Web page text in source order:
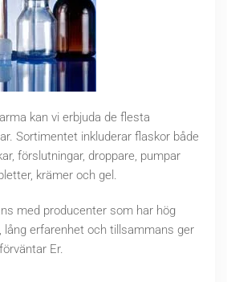
kan vi erbjuda de flesta
Sortimentet inkluderar flaskor både
förslutningar, droppare, pumpar
krämer och gel.
med producenter som har hög
lång erfarenhet och tillsammans ger
Er.